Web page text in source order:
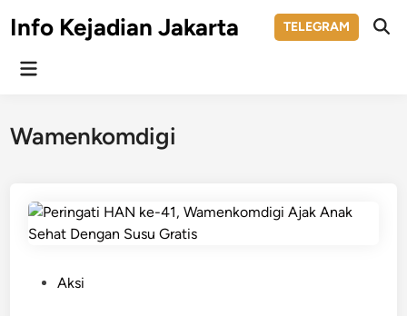
toInfo Kejadian Jakarta TELEGRAM
Main
Wamenkomdigi
Aksi